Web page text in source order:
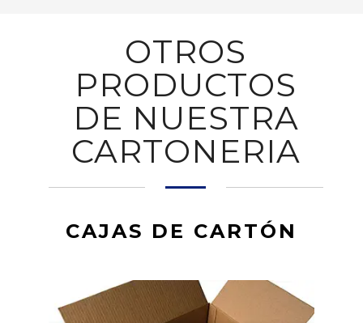
OTROS
PRODUCTOS
DE NUESTRA
CARTONERIA
CAJAS DE CARTÓN